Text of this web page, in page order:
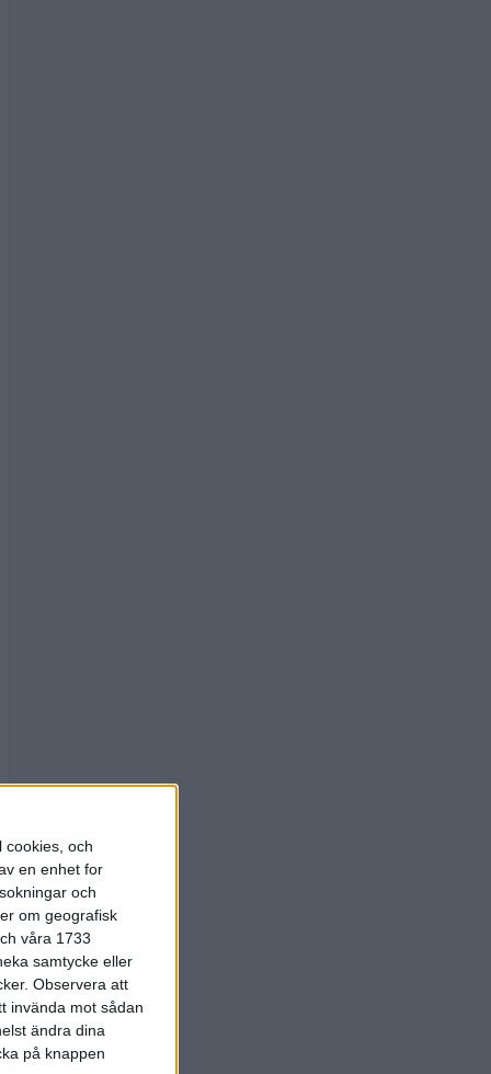
cookies, och
en enhet for
och
om geografisk
våra 1733
samtycke eller
Observera att
invända mot sådan
ändra dina
på knappen